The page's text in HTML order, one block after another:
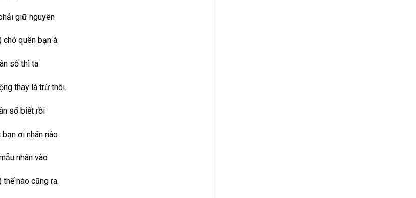
giữ nguyên
chớ quên bạn à.
số thì ta
thay là trừ thôi.
số biết rồi
ơi nhân nào
nhân vào
thế nào cũng ra.